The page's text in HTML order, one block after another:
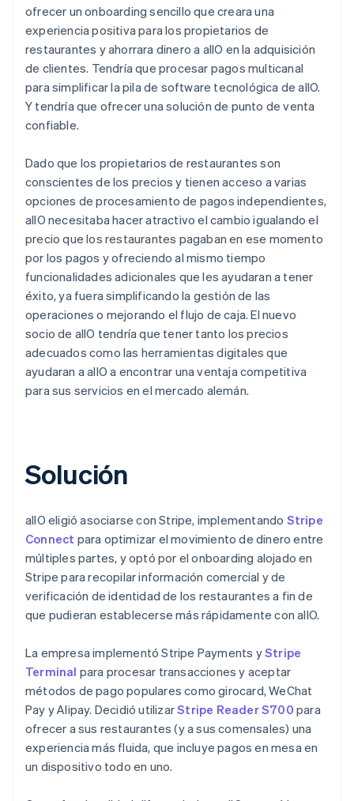
ofrecer un onboarding sencillo que creara una
experiencia positiva para los propietarios de
restaurantes y ahorrara dinero a allO en la adquisición
de clientes. Tendría que procesar pagos multicanal
para simplificar la pila de software tecnológica de allO.
Y tendría que ofrecer una solución de punto de venta
confiable.
Dado que los propietarios de restaurantes son
conscientes de los precios y tienen acceso a varias
opciones de procesamiento de pagos independientes,
allO necesitaba hacer atractivo el cambio igualando el
precio que los restaurantes pagaban en ese momento
por los pagos y ofreciendo al mismo tiempo
funcionalidades adicionales que les ayudaran a tener
éxito, ya fuera simplificando la gestión de las
operaciones o mejorando el flujo de caja. El nuevo
socio de allO tendría que tener tanto los precios
adecuados como las herramientas digitales que
ayudaran a allO a encontrar una ventaja competitiva
para sus servicios en el mercado alemán.
Solución
allO eligió asociarse con Stripe, implementando Stripe
Connect para optimizar el movimiento de dinero entre
múltiples partes, y optó por el onboarding alojado en
Stripe para recopilar información comercial y de
verificación de identidad de los restaurantes a fin de
que pudieran establecerse más rápidamente con allO.
La empresa implementó Stripe Payments yStripe
Terminal para procesar transacciones y aceptar
métodos de pago populares como girocard, WeChat
Pay y Alipay. Decidió utilizarStripe Reader S700 para
ofrecer a sus restaurantes (y a sus comensales) una
experiencia más fluida, que incluye pagos en mesa en
un dispositivo todo en uno.